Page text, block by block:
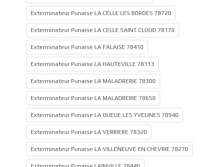
Exterminateur Punaise LA CELLE LES BORDES 78720
Exterminateur Punaise LA CELLE SAINT CLOUD 78170
Exterminateur Punaise LA FALAISE 78410
Exterminateur Punaise LA HAUTEVILLE 78113
Exterminateur Punaise LA MALADRERIE 78300
Exterminateur Punaise LA MALADRERIE 78650
Exterminateur Punaise LA QUEUE LES YVELINES 78940
Exterminateur Punaise LA VERRIERE 78320
Exterminateur Punaise LA VILLENEUVE EN CHEVRIE 78270